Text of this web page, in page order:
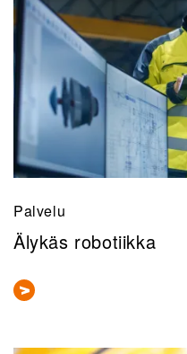
Palvelu
Älykäs robotiikka